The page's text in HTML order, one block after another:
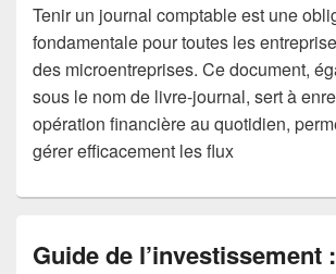
Tenir un journal comptable est une
fondamentale pour toutes les
des microentreprises. Ce document,
sous le nom de livre-journal, sert à
opération financière au quotidien,
gérer efficacement les flux
Guide de l’investissement